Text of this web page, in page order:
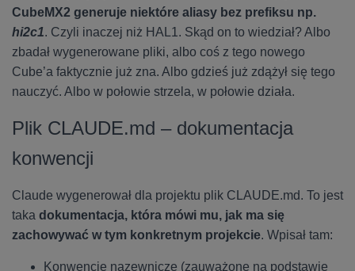
CubeMX2 generuje niektóre aliasy bez prefiksu np.
hi2c1. Czyli inaczej niż HAL1. Skąd on to wiedział? Albo
zbadał wygenerowane pliki, albo coś z tego nowego
Cube’a faktycznie już zna. Albo gdzieś już zdążył się tego
nauczyć. Albo w połowie strzela, w połowie działa.
Plik CLAUDE.md – dokumentacja
konwencji
Claude wygenerował dla projektu plik CLAUDE.md. To jest
taka dokumentacja, która mówi mu, jak ma się
zachowywać w tym konkretnym projekcie. Wpisał tam:
Konwencje nazewnicze (zauważone na podstawie